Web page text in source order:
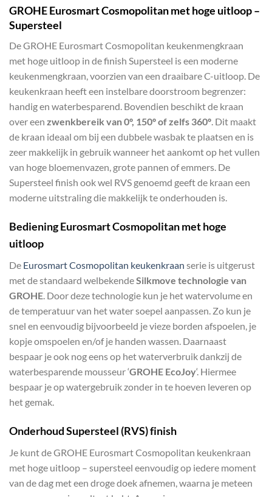
GROHE Eurosmart Cosmopolitan met hoge uitloop –
Supersteel
De GROHE Eurosmart Cosmopolitan keukenmengkraan
met hoge uitloop in de finish Supersteel is een moderne
keukenmengkraan, voorzien van een draaibare C-uitloop. De
keukenkraan heeft een instelbare doorstroom begrenzer:
handig en waterbesparend. Bovendien beschikt de kraan
over een zwenkbereik van 0º, 150º of zelfs 360º. Dit maakt
de kraan ideaal om bij een dubbele wasbak te plaatsen en is
zeer makkelijk in gebruik wanneer het aankomt op het vullen
van hoge bloemenvazen, grote pannen of emmers. De
Supersteel finish ook wel RVS genoemd geeft de kraan een
moderne uitstraling die makkelijk te onderhouden is.
Bediening Eurosmart Cosmopolitan met hoge
uitloop
De Eurosmart Cosmopolitan keukenkraan serie is uitgerust
met de standaard welbekendeSilkmove technologie van
GROHE. Door deze technologie kun je het watervolume en
de temperatuur van het water soepel aanpassen. Zo kun je
snel en eenvoudig bijvoorbeeld je vieze borden afspoelen, je
kopje omspoelen en/of je handen wassen. Daarnaast
bespaar je ook nog eens op het waterverbruik dankzij de
waterbesparende mousseur ‘GROHE EcoJoy‘. Hiermee
bespaar je op watergebruik zonder in te hoeven leveren op
het gemak.
Onderhoud Supersteel (RVS) finish
Je kunt de GROHE Eurosmart Cosmopolitan keukenkraan
met hoge uitloop – supersteel eenvoudig op iedere moment
van de dag met een droge doek afnemen, waarna je meteen